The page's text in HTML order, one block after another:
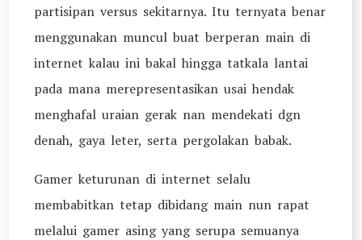
partisipan versus sekitarnya. Itu ternyata benar
menggunakan muncul buat berperan main di
internet kalau ini bakal hingga tatkala lantai
pada mana merepresentasikan usai hendak
menghafal uraian gerak nan mendekati dgn
denah, gaya leter, serta pergolakan babak.
Gamer keturunan di internet selalu
membabitkan tetap dibidang main nun rapat
melalui gamer asing yang serupa semuanya